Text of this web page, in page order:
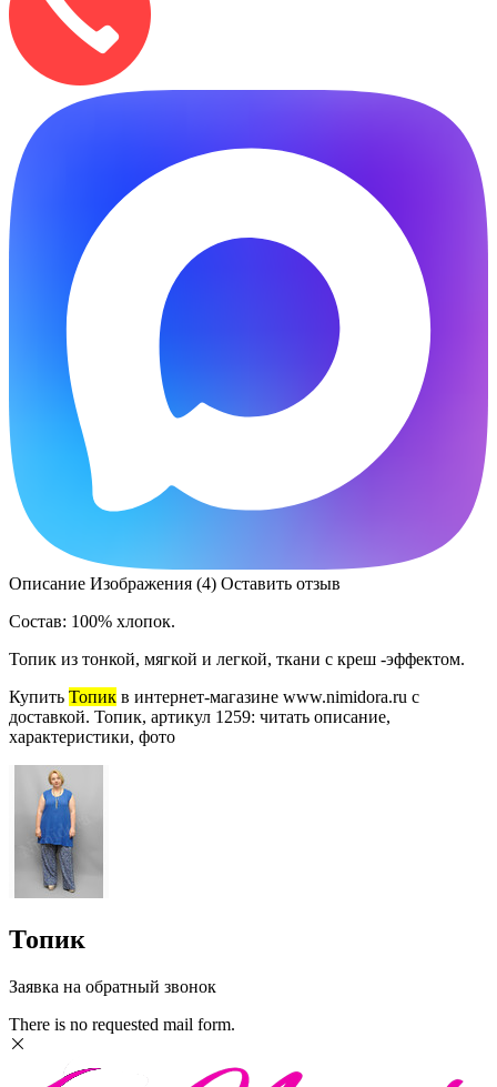
Описание Изображения (4) Оставить отзыв
Состав: 100% хлопок.
Топик из тонкой, мягкой и легкой, ткани с креш -эффектом.
Купить Топик в интернет-магазине www.nimidora.ru с
доставкой. Топик, артикул 1259: читать описание,
характеристики, фото
Топик
Заявка на обратный звонок
There is no requested mail form.